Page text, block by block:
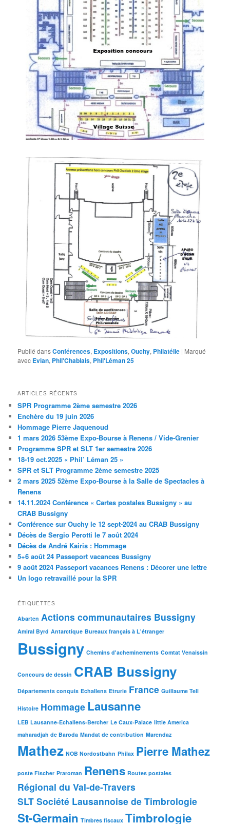
Publié dansConférences, Expositions,Ouchy, Philatélie | Marqué
avec Evian, Phil'Chablais, Phil'Léman 25
ARTICLES RÉCENTS
SPR Programme 2ème semestre 2026
Enchère du 19 juin 2026
Hommage Pierre Jaquenoud
1 mars 2026 53ème Expo-Bourse à Renens / Vide-Grenier
Programme SPR et SLT 1er semestre 2026
18-19 oct.2025 « Phil’ Léman 25 »
SPR et SLT Programme 2ème semestre 2025
2 mars 2025 52ème Expo-Bourse à la Salle de Spectacles à
Renens
14.11.2024 Conférence « Cartes postales Bussigny » au
CRAB Bussigny
Conférence sur Ouchy le 12 sept-2024 au CRAB Bussigny
Décès de Sergio Perotti le 7 août 2024
Décès de André Kairis : Hommage
5+6 août 24 Passeport vacances Bussigny
9 août 2024 Passeport vacances Renens : Décorer une lettre
Un logo retravaillé pour la SPR
ÉTIQUETTES
Abarten Actions communautaires Bussigny
Amiral Byrd Antarctique Bureaux français à L'étranger
Bussigny Chemins d'acheminements Comtat Venaissin
Concours de dessin CRAB Bussigny
Départements conquis Echallens Etrurie France Guillaume Tell
Histoire Hommage Lausanne
LEB Lausanne-Echallens-Bercher Le Caux-Palace little America
maharadjah de Baroda Mandat de contribution Marendaz
Mathez NOB Nordostbahn Philax Pierre Mathez
poste Fischer Praroman Renens Routes postales
Régional du Val-de-Travers
SLT Société Lausannoise de Timbrologie
St-Germain Timbres fiscaux Timbrologie